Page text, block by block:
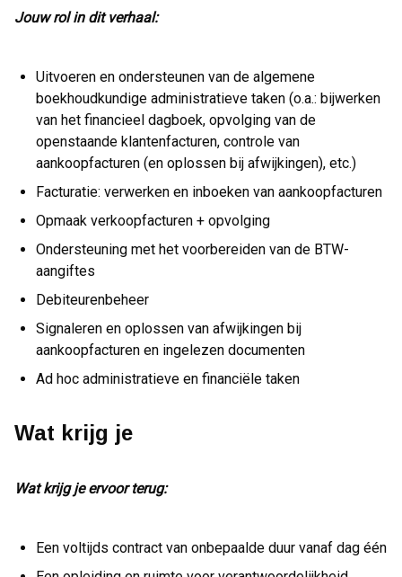
Jouw rol in dit verhaal:
Uitvoeren en ondersteunen van de algemene
boekhoudkundige administratieve taken (o.a.: bijwerken
van het financieel dagboek, opvolging van de
openstaande klantenfacturen, controle van
aankoopfacturen (en oplossen bij afwijkingen), etc.)
Facturatie: verwerken en inboeken van aankoopfacturen
Opmaak verkoopfacturen + opvolging
Ondersteuning met het voorbereiden van de BTW-
aangiftes
Debiteurenbeheer
Signaleren en oplossen van afwijkingen bij
aankoopfacturen en ingelezen documenten
Ad hoc administratieve en financiële taken
Wat krijg je
Wat krijg je ervoor terug:
Een voltijds contract van onbepaalde duur vanaf dag één